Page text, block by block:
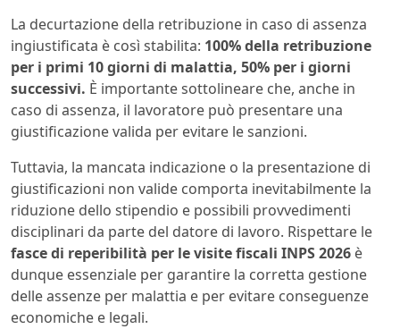
La decurtazione della retribuzione in caso di assenza
ingiustificata è così stabilita: 100% della retribuzione
per i primi 10 giorni di malattia, 50% per i giorni
successivi. È importante sottolineare che, anche in
caso di assenza, il lavoratore può presentare una
giustificazione valida per evitare le sanzioni.
Tuttavia, la mancata indicazione o la presentazione di
giustificazioni non valide comporta inevitabilmente la
riduzione dello stipendio e possibili provvedimenti
disciplinari da parte del datore di lavoro. Rispettare le
fasce di reperibilità per le visite fiscali INPS 2026 è
dunque essenziale per garantire la corretta gestione
delle assenze per malattia e per evitare conseguenze
economiche e legali.